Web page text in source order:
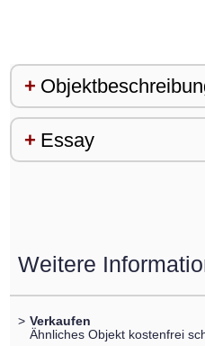
Essay
Weitere
> Verkaufen
Ähnliches Objekt kostenfrei